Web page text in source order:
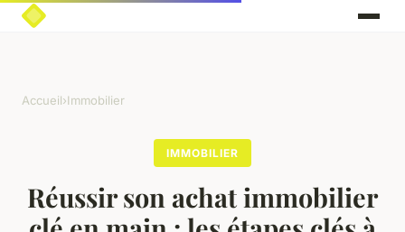
Accueil›Immobilier
IMMOBILIER
Réussir son achat immobilier